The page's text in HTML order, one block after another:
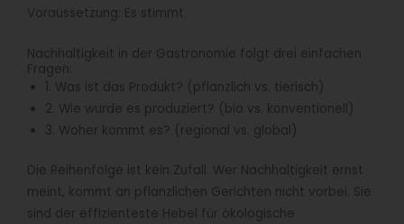
Voraussetzung: Es stimmt.
Nachhaltigkeit in der Gastronomie folgt drei einfachen
Fragen:
1. Was ist das Produkt? (pflanzlich vs. tierisch)
2. Wie wurde es produziert? (bio vs. konventionell)
3. Woher kommt es? (regional vs. global)
Die Reihenfolge ist kein Zufall. Wer Nachhaltigkeit ernst
meint, kommt an pflanzlichen Gerichten nicht vorbei. Sie
sind der effizienteste Hebel für ökologische